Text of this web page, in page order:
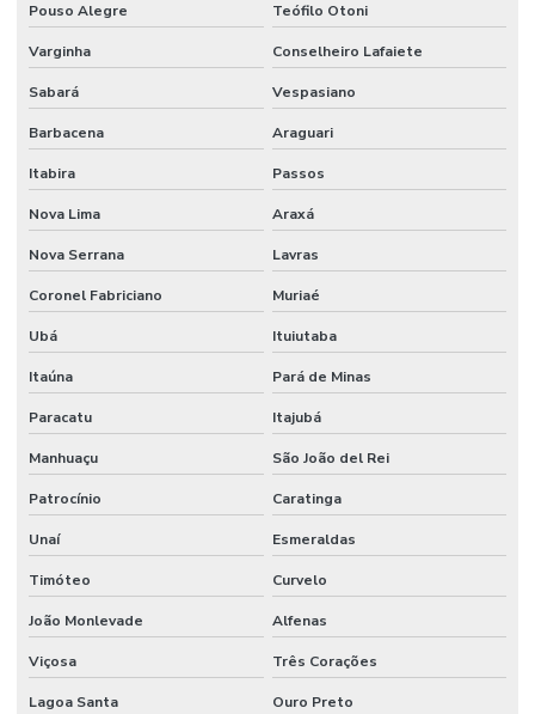
Pouso Alegre Teófilo Otoni
Varginha Conselheiro Lafaiete
Sabará Vespasiano
Barbacena Araguari
Itabira Passos
Nova Lima Araxá
Nova Serrana Lavras
Coronel Fabriciano Muriaé
Ubá Ituiutaba
Itaúna Pará de Minas
Paracatu Itajubá
Manhuaçu São João del Rei
Patrocínio Caratinga
Unaí Esmeraldas
Timóteo Curvelo
João Monlevade Alfenas
Viçosa Três Corações
Lagoa Santa Ouro Preto